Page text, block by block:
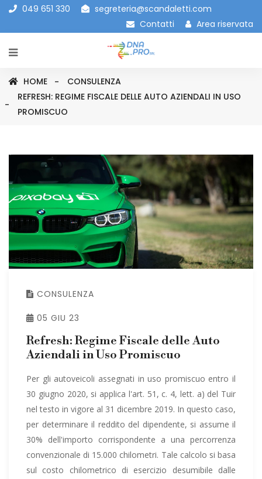
049 651 330
segreteria@scandaletti.com
Contatti
Area riservata
HOME
CONSULENZA
REFRESH: REGIME FISCALE DELLE AUTO AZIENDALI IN USO
PROMISCUO
CONSULENZA
05 GIU 23
Refresh: Regime Fiscale delle Auto
Aziendali in Uso Promiscuo
Per gli autoveicoli assegnati in uso promiscuo entro il
30 giugno 2020, si applica l'art. 51, c. 4, lett. a) del Tuir
nel testo in vigore al 31 dicembre 2019. In questo caso,
per determinare il reddito del dipendente, si assume il
30% dell'importo corrispondente a una percorrenza
convenzionale di 15.000 chilometri. Tale calcolo si basa
sul costo chilometrico di esercizio desumibile dalle